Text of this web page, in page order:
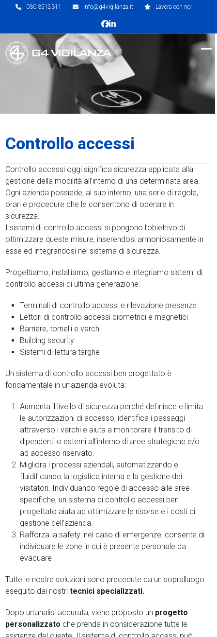
030 3512311 info@g4vigilanza.it Lavora con noi
Facebook
LinkedIn
Controllo accessi
Controllo accessi oggi significa sicurezza applicata alla
gestione della mobilità all’interno di una determinata area.
Ogni azienda possiede, al suo interno, una serie di regole,
orari e procedure che le consentono di operare in
sicurezza.
I sistemi di controllo accessi si pongono l’obiettivo di
ottimizzare queste misure, inserendosi armoniosamente in
esse ed integrandosi nel sistema di sicurezza.
Progettiamo, installiamo, gestiamo e integriamo sistemi di
controllo accessi di ultima generazione.
Terminali di controllo accessi e rilevazione presenze
Lettori di controllo accessi biometrici e magnetici
Barriere, tornelli e varchi
Building security
Sistemi di lettura targhe
Un sistema di controllo accessi ben progettato è
fondamentale in un’azienda evoluta:
Aumenta il livello di sicurezza perché definisce e limita
le autorizzazioni di accesso, identifica i passaggi
attraverso i varchi e aiuta a monitorare il transito di
dipendenti o esterni all’interno di aree strategiche e/o
ad accesso riservato.
Migliora i processi aziendali, automatizzando e
fluidificando la logistica interna e la gestione dei
visitatori. Individuando regole di accesso alle aree
specifiche, un sistema di controllo accessi ben
progettato aiuta ad ottimizzare le risorse e i costi di
gestione dell’azienda.
Rafforza la safety: nel caso di emergenze, consente di
individuare le zone in cui è presente personale da
evacuare
Tutte le nostre soluzioni sono precedute da un sopralluogo
eseguito dai nostritecnici specializzati.
Dopo un’analisi accurata, viene proposto un progetto
personalizzato che prenda in considerazione tutte le